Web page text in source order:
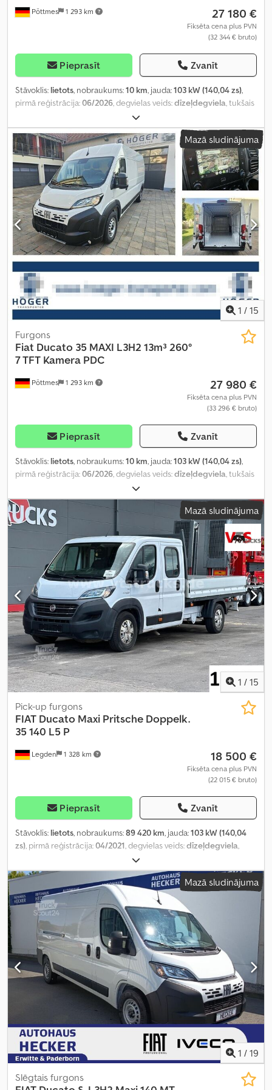
Pöttmes 1 293 km 27 180 €
Fiksēta cena plus PVN
(32 344 € bruto)
Pieprasīt Zvanīt
Stāvoklis: lietots, nobraukums:10 km, jauda:103 kW (140,04 zs),
pirmā reģistrācija:06/2026, degvielas veids:dīzeļdegviela, tukšais
, maksimālā kravnesība:
3 500 kg, riepas izmērs:215/75R16C, asu konfigurācija:4x2, riteņu
bāze:4 035 mm, nākamā pārbaude (TÜV):06/2028, CO₂ izmeši:166
g/km, degvielas patēriņš (pilsētas režīms): 7,7 l/100 km, degvielas
patēriņš (ārpus pilsētas):
5,9 l/100 km, degvielas patēriņš
(kombinētais):6,6 l/100 km, krāsa:balts
, pārnesuma veids:
mehānisks, piekares sistēma:tērauds, sēdvietu skaits:3, kopējais
garums:5 998 mm, iekraušanas telpas tilpums:13 m³, krautuves
garums:3 705 mm, iekraušanas vietas platums:1 870 mm,
iekraušanas telpas augstums:1 932 mm, Ražošanas gads:2026,
priekšējās riepas izmērs:215/75R16C, aizmugurējās riepas izmērs:
215/75R16C, Aprīkojums:ABS, borta dators, centrālā atslēga,
elektroniskā stabilitātes programma (ESP), gaisa
kondicionēšana, gaisa spilvens, imobilaizersistēma, kabīne,
kruīza kontrole, kvēpu filtrs, lietota transportlīdzekļa garantija,
miglas lukturi, navigācijas sistēma, vilces kontroles sistēma,
zems līmenis troksnis,
Mazā sludinājuma
1 / 15
Pöttmes 1 293 km
Furgons
Fiat Ducato 35 MAXI L3H2 13m³ 260°
7 TFT Kamera PDC
27 980 €
Fiksēta cena plus PVN
(33 296 € bruto)
Pieprasīt Zvanīt
Stāvoklis: lietots, nobraukums:10 km, jauda:103 kW (140,04 zs),
pirmā reģistrācija:06/2026, degvielas veids:dīzeļdegviela, tukšais
, maksimālā kravnesība:
3 500 kg, riepas izmērs:215/75R16C, asu konfigurācija:4x2, riteņu
bāze:4 035 mm , nākamā pārbaude (TÜV): 06/2028, CO₂ izmeši:166
g/km, degvielas patēriņš (pilsētas režīms): 7,7 l/100 km, degvielas
patēriņš (ārpus pilsētas):5,9 l/100 km, degvielas patēriņš
(kombinētais):6,6 l/100 km , krāsa:balts , pārnesuma veids:
mehānisks, piekares sistēma:tērauds, sēdvietu skaits:
, kopējais
garums:5 998 mm, iekraušanas telpas tilpums:13 m³, krautuves
garums:
3 705 mm, iekraušanas vietas platums:1 870 mm,
iekraušanas telpas augstums:1 932 mm, Ražošanas gads:2026,
priekšējās riepas izmērs:
215/75R16C, aizmugurējās riepas izmērs:
215/75R16C, Aprīkojums:
ABS, borta dators, centrālā atslēga,
elektroniskā stabilitātes programma (ESP), gaisa
kondicionēšana, gaisa spilvens, imobilaizersistēma, kabīne,
kruīza kontrole, kvēpu filtrs, lietota transportlīdzekļa garantija,
miglas lukturi, navigācijas sistēma, piekabes sakabe, vilces
kontroles sistēma, zems līmenis troksnis,
Mazā sludinājuma
1 / 15
Legden 1 328 km
Pick-up furgons
FIAT Ducato Maxi Pritsche Doppelk.
35 140 L5 P
18 500 €
Fiksēta cena plus PVN
(22 015 € bruto)
Pieprasīt Zvanīt
Stāvoklis: lietots, nobraukums:89 420 km, jauda:103 kW (140,04
zs), pirmā reģistrācija:04/2021, degvielas veids:dīzeļdegviela,
, nākamā pārbaude (TÜV):
balts, pārnesuma veids:mehānisks, emisijas klase:Euro 6, sēdvietu
skaits:
, kopējais garums:6 678 mm , kopējais platums:2 100 mm,
kopējais augstums:
2 376 mm, krautuves garums:
iekraušanas vietas platums:2 028 mm, iekraušanas telpas
augstums:39 mm , Aprīkojums:ABS, centrālā atslēga,
elektroniskā stabilitātes programma (ESP), gaisa
kondicionēšana, kvēpu filtrs
Mazā sludinājuma
1 / 19
Slēgtais furgons